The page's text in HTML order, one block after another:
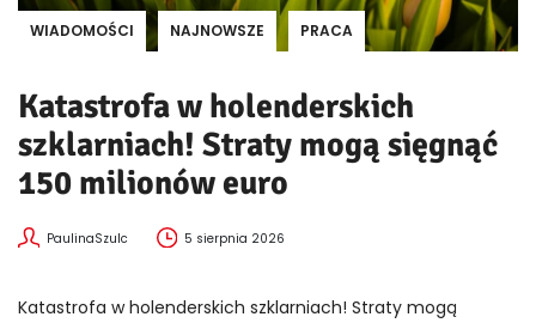
WIADOMOŚCI NAJNOWSZE PRACA
Katastrofa w holenderskich
szklarniach! Straty mogą sięgnąć
150 milionów euro
PaulinaSzulc 5 sierpnia 2026
Katastrofa w holenderskich szklarniach! Straty mogą